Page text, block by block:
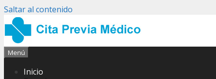
Saltar al contenido
Menú
Inicio